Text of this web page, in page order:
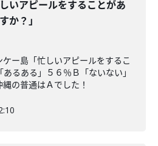
しいアピールをすることがあ
か？」
ー島「忙しいアピールをするこ
るある」５６％Ｂ「ないない」
の普通はＡでした！